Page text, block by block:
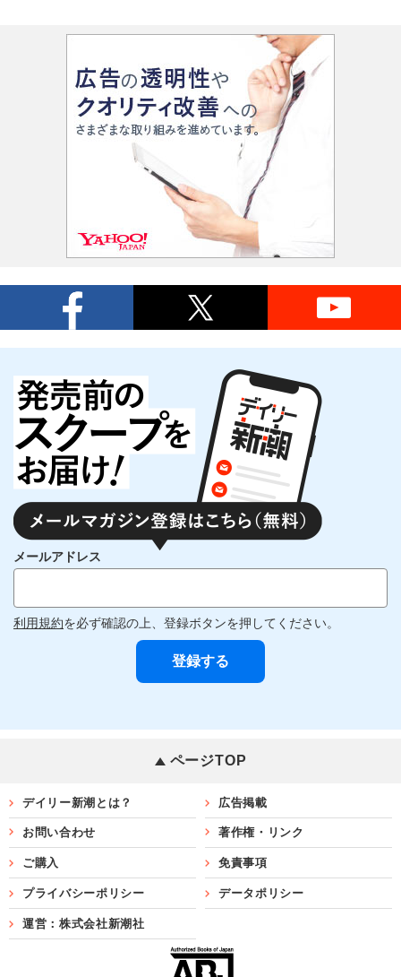
メールアドレス
利用規約を必ず確認の上、登録ボタンを押してください。
ページTOP
デイリー新潮とは？ 広告掲載
お問い合わせ 著作権・リンク
ご購入 免責事項
プライバシーポリシー データポリシー
運営：株式会社新潮社